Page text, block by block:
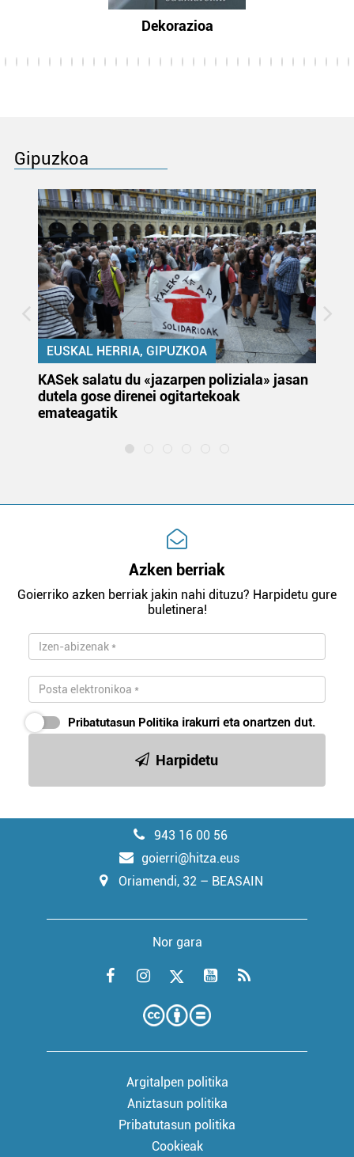
Dekorazioa
Gipuzkoa
EUSKAL HERRIA, GIPUZKOA
KASek salatu du «jazarpen poliziala» jasan
dutela gose direnei ogitartekoak
emateagatik
Azken berriak
Goierriko azken berriak jakin nahi dituzu? Harpidetu gure
buletinera!
Pribatutasun Politika irakurri eta onartzen dut.
Harpidetu
943 16 00 56
goierri@hitza.eus
Oriamendi, 32 – BEASAIN
Nor gara
Argitalpen politika
Aniztasun politika
Pribatutasun politika
Cookieak